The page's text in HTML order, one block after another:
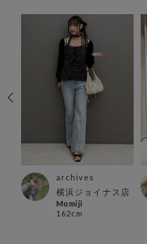
archives
横浜ジョイナス店
Momiji
162cm